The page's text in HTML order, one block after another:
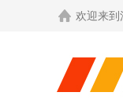
欢迎来到